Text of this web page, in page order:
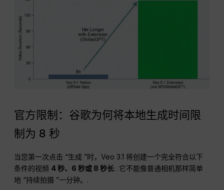
官方限制：谷歌为何将本地生成时间限
制为 8 秒
当您第一次点击 “生成 ”时，Veo 3.1 将创建一个完全符合以下
条件的视频 4 秒、6 秒或 8 秒长. .它不能像普通相机那样简单
地 “持续拍摄 ”一分钟。.